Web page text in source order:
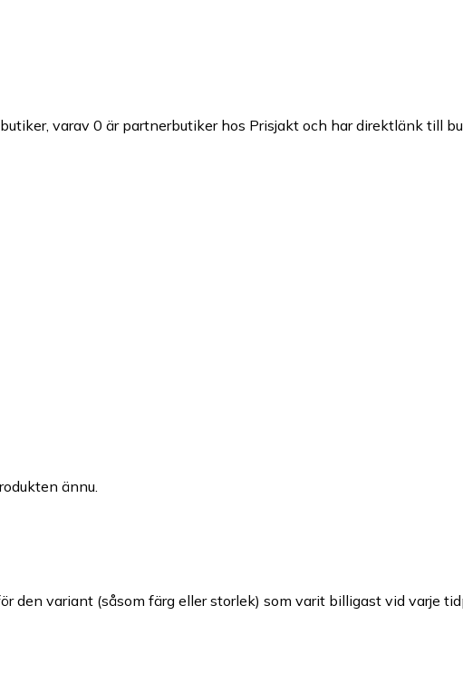
varav 0 är partnerbutiker hos Prisjakt och har direktlänk till
ännu.
den variant (såsom färg eller storlek) som varit billigast vid varje